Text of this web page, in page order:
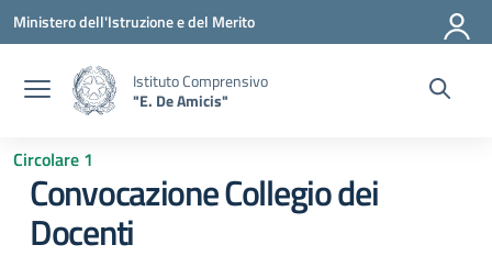
Vai ai contenuti
Vai al menu di navigazione
Vai al footer
Ministero dell'Istruzione e del Merito
Istituto Comprensivo
"E. De Amicis"
Circolare 1
Convocazione Collegio dei
Docenti